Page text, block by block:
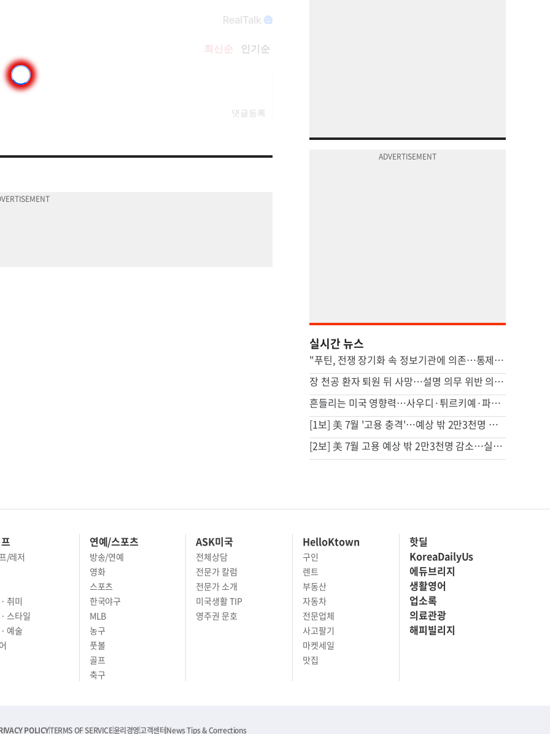
실시간 뉴스
"푸틴, 전쟁 장기화 속 정보기관에 의존…통제 강화"
장 천공 환자 퇴원 뒤 사망…설명 의무 위반 의사 항소심도 유죄
흔들리는 미국 영향력…사우디·튀르키예·파키스탄, 공동방위조약
[1보] 美 7월 '고용 충격'…예상 밖 2만3천명 감소
[2보] 美 7월 고용 예상 밖 2만3천명 감소…실업률은 4.1%로 내려가
/레저
취미
스타일
예술
연예/스포츠
방송/연예
영화
스포츠
한국야구
MLB
농구
풋볼
골프
축구
ASK미국
전체상담
전문가 칼럼
전문가 소개
미국생활 TIP
영주권 문호
HelloKtown
구인
렌트
부동산
자동차
전문업체
사고팔기
마켓세일
맛집
핫딜
KoreaDailyUs
에듀브리지
생활영어
업소록
의료관광
해피빌리지
POLICYTERMS OF SERVICE윤리경영고객센터News Tips & Corrections